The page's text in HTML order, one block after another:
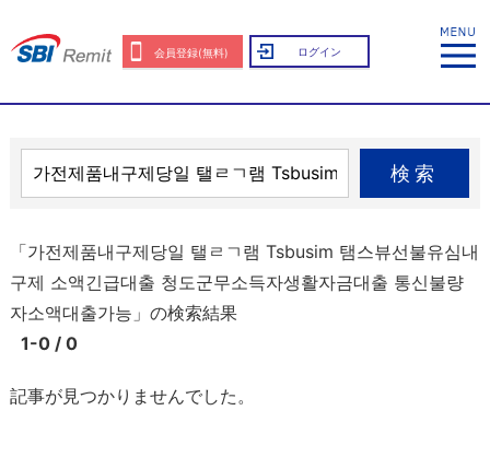
会員登録(無料) ログイン
検索
「가전제품내구제당일 탤ㄹㄱ램 Tsbusim 탬스뷰선불유심내
구제 소액긴급대출 청도군무소득자생활자금대출 통신불량
자소액대출가능」の検索結果
1-0 / 0
記事が見つかりませんでした。